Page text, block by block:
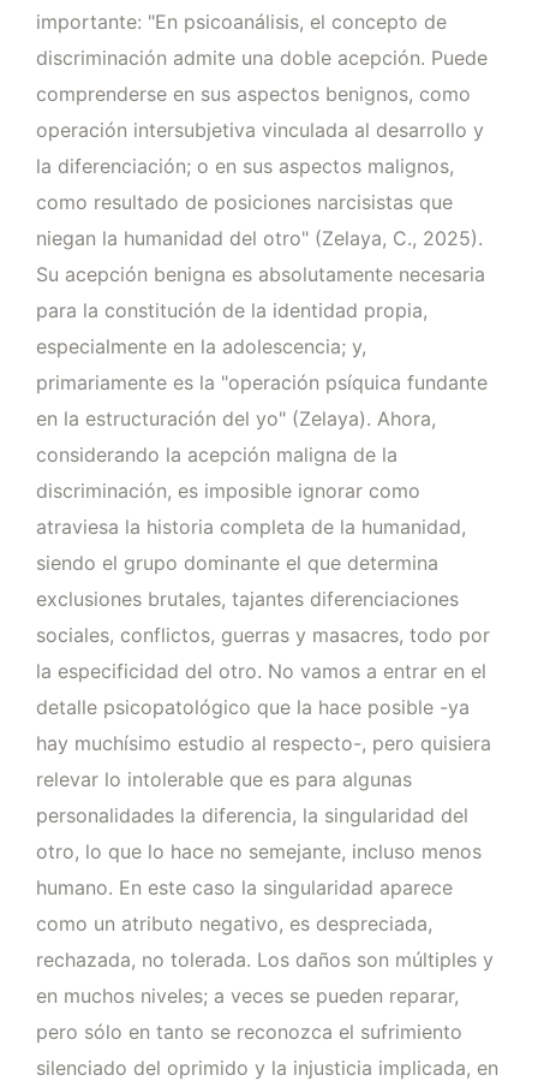
importante: "En psicoanálisis, el concepto de
discriminación admite una doble acepción. Puede
comprenderse en sus aspectos benignos, como
operación intersubjetiva vinculada al desarrollo y
la diferenciación; o en sus aspectos malignos,
como resultado de posiciones narcisistas que
niegan la humanidad del otro" (Zelaya, C., 2025).
Su acepción benigna es absolutamente necesaria
para la constitución de la identidad propia,
especialmente en la adolescencia; y,
primariamente es la "operación psíquica fundante
en la estructuración del yo" (Zelaya). Ahora,
considerando la acepción maligna de la
discriminación, es imposible ignorar como
atraviesa la historia completa de la humanidad,
siendo el grupo dominante el que determina
exclusiones brutales, tajantes diferenciaciones
sociales, conflictos, guerras y masacres, todo por
la especificidad del otro. No vamos a entrar en el
detalle psicopatológico que la hace posible -ya
hay muchísimo estudio al respecto-, pero quisiera
relevar lo intolerable que es para algunas
personalidades la diferencia, la singularidad del
otro, lo que lo hace no semejante, incluso menos
humano. En este caso la singularidad aparece
como un atributo negativo, es despreciada,
rechazada, no tolerada. Los daños son múltiples y
en muchos niveles; a veces se pueden reparar,
pero sólo en tanto se reconozca el sufrimiento
silenciado del oprimido y la injusticia implicada, en